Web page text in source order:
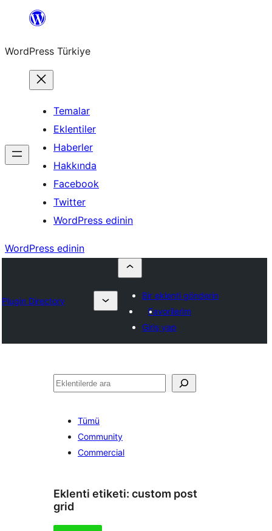
İçeriğe
WordPress Türkiye
Temalar
Eklentiler
Haberler
Hakkında
Facebook
Twitter
WordPress edinin
WordPress edinin
Plugin Directory
Bir eklenti gönderin
Favorilerim
Giriş yap
Ara
Tümü
Community
Commercial
Eklenti etiketi: custom post
grid